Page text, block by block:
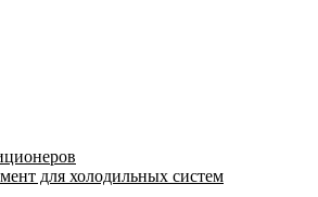
для холодильных систем